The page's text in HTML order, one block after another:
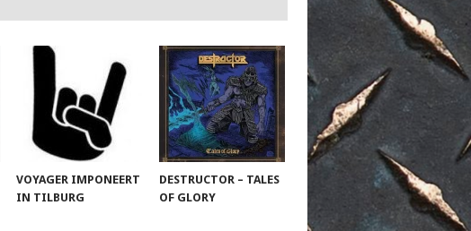
VOYAGER IMPONEERT
IN TILBURG
DESTRUCTOR – TALES
OF GLORY